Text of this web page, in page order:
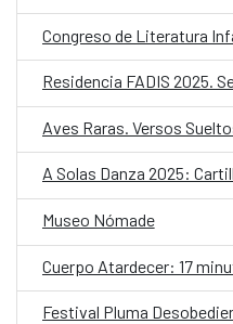
Congreso de Literatura
Residencia FADIS 2025.
Aves Raras. Versos
A Solas Danza 2025:
Museo Nómade
Cuerpo Atardecer: 17
Festival Pluma